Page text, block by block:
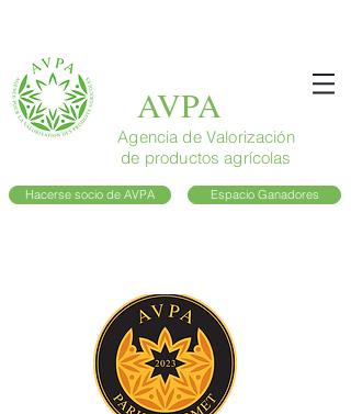
AVPA
Agencia de Valorización
de productos agrícolas
Hacerse socio de AVPA Espacio Ganadores